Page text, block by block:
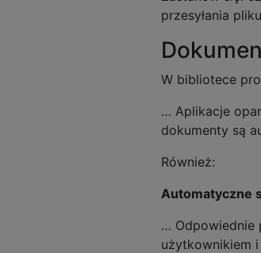
przesyłania
W bibliotece
… Aplikacje
dokumenty są
Również:
Automatyczne
… Odpowiednie
użytkownikiem